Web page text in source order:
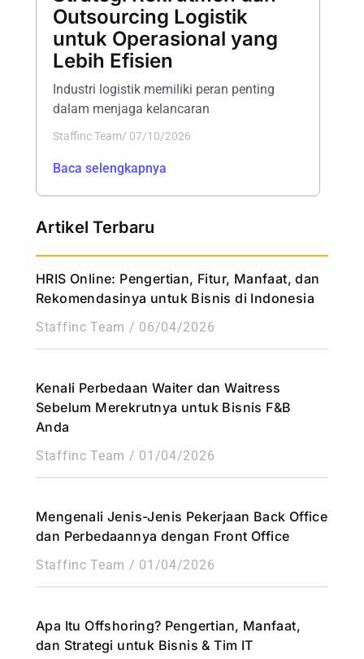
Outsourcing Logistik
untuk Operasional yang
Lebih Efisien
Industri logistik memiliki peran penting
dalam menjaga kelancaran
Staffinc Team/ 07/10/2026
Baca selengkapnya
Artikel Terbaru
HRIS Online: Pengertian, Fitur, Manfaat, dan
Rekomendasinya untuk Bisnis di Indonesia
Staffinc Team 06/04/2026
Kenali Perbedaan Waiter dan Waitress
Sebelum Merekrutnya untuk Bisnis F&B
Anda
Staffinc Team 01/04/2026
Mengenali Jenis-Jenis Pekerjaan Back Office
dan Perbedaannya dengan Front Office
Staffinc Team 01/04/2026
Apa Itu Offshoring? Pengertian, Manfaat,
dan Strategi untuk Bisnis & Tim IT